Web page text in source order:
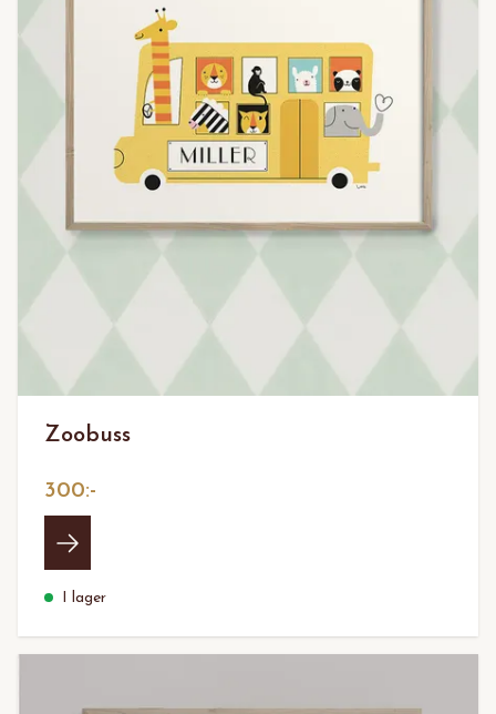
Zoobuss
300:-
I lager